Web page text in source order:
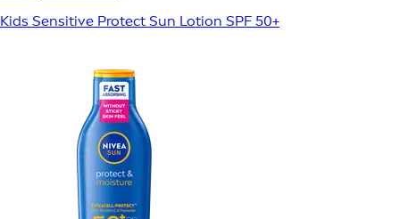
Kids Sensitive Protect Sun Lotion SPF 50+